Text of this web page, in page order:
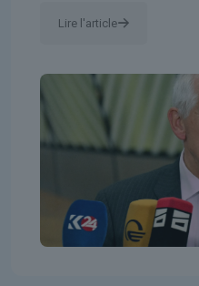
Lire l'article